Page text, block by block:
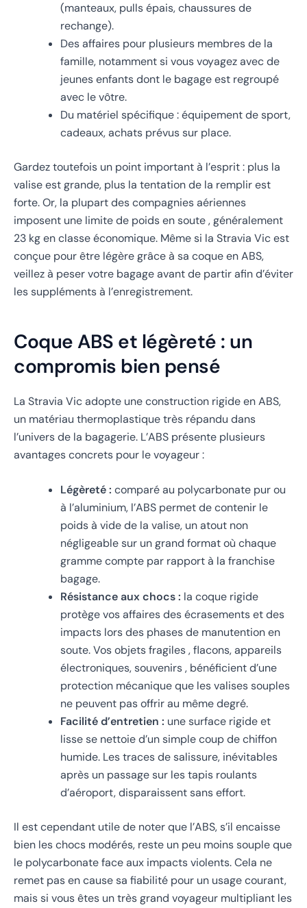
(manteaux, pulls épais, chaussures de
rechange).
Des affaires pour plusieurs membres de la
famille, notamment si vous voyagez avec de
jeunes enfants dont le bagage est regroupé
avec le vôtre.
Du matériel spécifique : équipement de sport,
cadeaux, achats prévus sur place.
Gardez toutefois un point important à l’esprit : plus la
valise est grande, plus la tentation de la remplir est
forte. Or, la plupart des compagnies aériennes
imposent une limite de poids en soute , généralement
23 kg en classe économique. Même si la Stravia Vic est
conçue pour être légère grâce à sa coque en ABS,
veillez à peser votre bagage avant de partir afin d’éviter
les suppléments à l’enregistrement.
Coque ABS et légèreté : un
compromis bien pensé
La Stravia Vic adopte une construction rigide en ABS,
un matériau thermoplastique très répandu dans
l’univers de la bagagerie. L’ABS présente plusieurs
avantages concrets pour le voyageur :
Légèreté : comparé au polycarbonate pur ou
à l’aluminium, l’ABS permet de contenir le
poids à vide de la valise, un atout non
négligeable sur un grand format où chaque
gramme compte par rapport à la franchise
bagage.
Résistance aux chocs : la coque rigide
protège vos affaires des écrasements et des
impacts lors des phases de manutention en
soute. Vos objets fragiles , flacons, appareils
électroniques, souvenirs , bénéficient d’une
protection mécanique que les valises souples
ne peuvent pas offrir au même degré.
Facilité d’entretien : une surface rigide et
lisse se nettoie d’un simple coup de chiffon
humide. Les traces de salissure, inévitables
après un passage sur les tapis roulants
d’aéroport, disparaissent sans effort.
Il est cependant utile de noter que l’ABS, s’il encaisse
bien les chocs modérés, reste un peu moins souple que
le polycarbonate face aux impacts violents. Cela ne
remet pas en cause sa fiabilité pour un usage courant,
mais si vous êtes un très grand voyageur multipliant les